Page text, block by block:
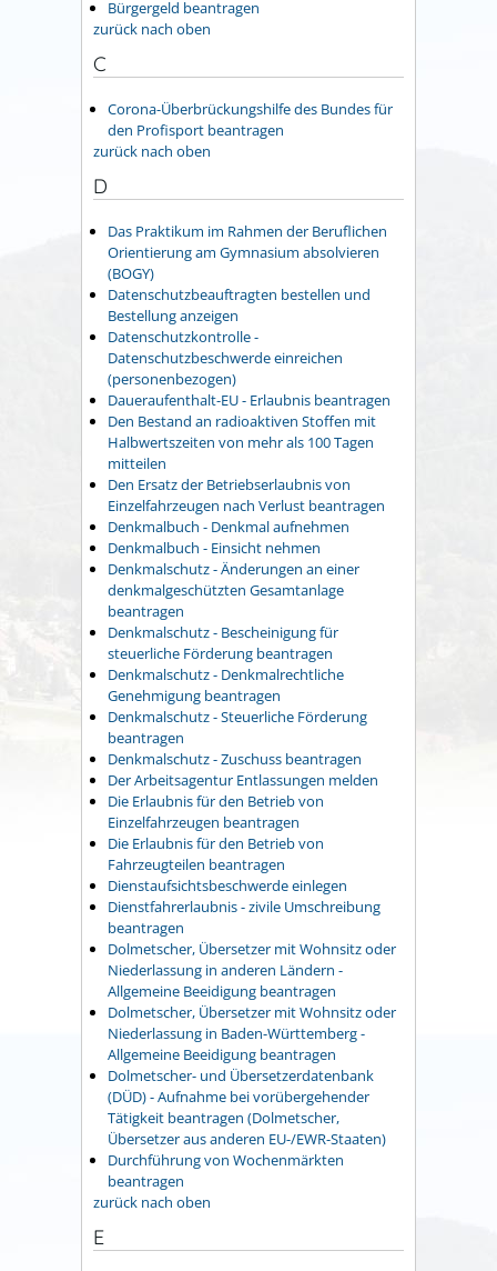
Bürgergeld beantragen
zurück nach oben
C
Corona-Überbrückungshilfe des Bundes für
den Profisport beantragen
zurück nach oben
D
Das Praktikum im Rahmen der Beruflichen
Orientierung am Gymnasium absolvieren
(BOGY)
Datenschutzbeauftragten bestellen und
Bestellung anzeigen
Datenschutzkontrolle -
Datenschutzbeschwerde einreichen
(personenbezogen)
Daueraufenthalt-EU - Erlaubnis beantragen
Den Bestand an radioaktiven Stoffen mit
Halbwertszeiten von mehr als 100 Tagen
mitteilen
Den Ersatz der Betriebserlaubnis von
Einzelfahrzeugen nach Verlust beantragen
Denkmalbuch - Denkmal aufnehmen
Denkmalbuch - Einsicht nehmen
Denkmalschutz - Änderungen an einer
denkmalgeschützten Gesamtanlage
beantragen
Denkmalschutz - Bescheinigung für
steuerliche Förderung beantragen
Denkmalschutz - Denkmalrechtliche
Genehmigung beantragen
Denkmalschutz - Steuerliche Förderung
beantragen
Denkmalschutz - Zuschuss beantragen
Der Arbeitsagentur Entlassungen melden
Die Erlaubnis für den Betrieb von
Einzelfahrzeugen beantragen
Die Erlaubnis für den Betrieb von
Fahrzeugteilen beantragen
Dienstaufsichtsbeschwerde einlegen
Dienstfahrerlaubnis - zivile Umschreibung
beantragen
Dolmetscher, Übersetzer mit Wohnsitz oder
Niederlassung in anderen Ländern -
Allgemeine Beeidigung beantragen
Dolmetscher, Übersetzer mit Wohnsitz oder
Niederlassung in Baden-Württemberg -
Allgemeine Beeidigung beantragen
Dolmetscher- und Übersetzerdatenbank
(DÜD) - Aufnahme bei vorübergehender
Tätigkeit beantragen (Dolmetscher,
Übersetzer aus anderen EU-/EWR-Staaten)
Durchführung von Wochenmärkten
beantragen
zurück nach oben
E